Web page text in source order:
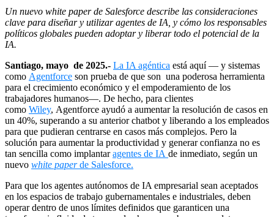
Un nuevo white paper de Salesforce describe las consideraciones
clave para diseñar y utilizar agentes de IA, y cómo los responsables
políticos globales pueden adoptar y liberar todo el potencial de la
IA.
Santiago, mayo de 2025.- La IA agéntica está aquí — y sistemas
como Agentforce son prueba de que son una poderosa herramienta
para el crecimiento económico y el empoderamiento de los
trabajadores humanos—. De hecho, para clientes
como Wiley, Agentforce ayudó a aumentar la resolución de casos en
un 40%, superando a su anterior chatbot y liberando a los empleados
para que pudieran centrarse en casos más complejos. Pero la
solución para aumentar la productividad y generar confianza no es
tan sencilla como implantaragentes de IA de inmediato, según un
nuevo white paperde Salesforce.
Para que los agentes autónomos de IA empresarial sean aceptados
en los espacios de trabajo gubernamentales e industriales, deben
operar dentro de unos límites definidos que garanticen una